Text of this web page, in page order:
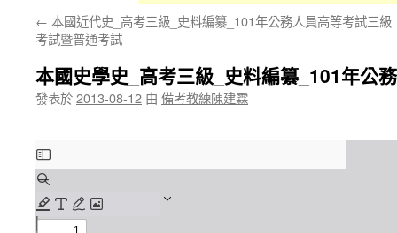
← 本國近代史_高考三級_史料編纂_101年公務人員高等考試三級
考試暨普通考試
本國史學史_高考三級_史料編纂_101年公
發表於2013-08-12 由 備考教練陳建霖